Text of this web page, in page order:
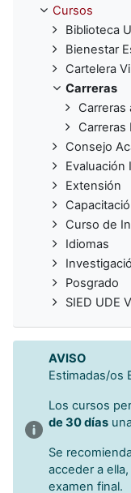
Cursos
Biblioteca
Bienestar
Cartelera
Carreras
Carreras
Carreras
Consejo
Evaluación
Extensión
Curso de
Idiomas
Posgrado
SIED UDE
AVISO
Estimadas/os
Los cursos
de 30 días
Se
acceder a
examen final.